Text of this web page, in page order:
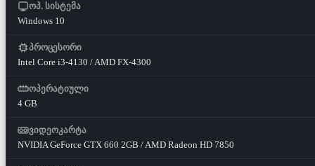
ოპ. სისტემა
Windows 10
პროცესორი
Intel Core i3-4130 / AMD FX-4300
ოპერატიული
4 GB
ვიდეოკარტა
NVIDIA GeForce GTX 660 2GB / AMD Radeon HD 7850